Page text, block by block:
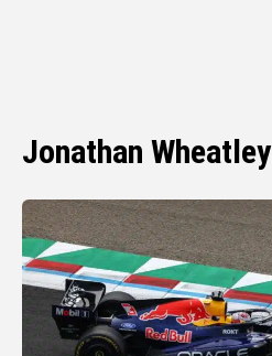
Jonathan Wheatley